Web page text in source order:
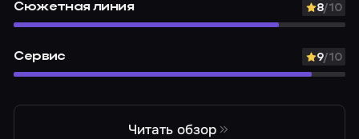
Сюжетная линия 8/10
Сервис 9/10
Читать обзор